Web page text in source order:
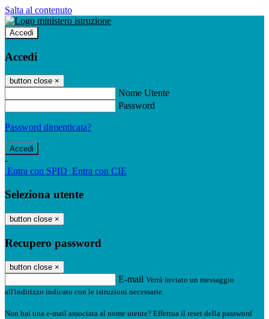
Salta al contenuto
Accedi
Accedi
button close ×
Nome Utente
Password
Password dimenticata?
-
Entra con SPID Entra con CIE
Seleziona utente
button close ×
Recupero password
button close ×
E-mail Verrà inviato un messaggio
all'indirizzo indicato con le istruzioni necessarie.
Non hai una e-mail associata al nome utente? Effettua il reset della password